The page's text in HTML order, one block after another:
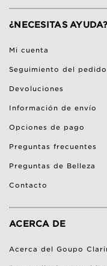
¿NECESITAS AYUDA?
Mi cuenta
Seguimiento del pedido
Devoluciones
Información de envío
Opciones de pago
Preguntas frecuentes
Preguntas de Belleza
Contacto
ACERCA DE
Acerca del Goupo